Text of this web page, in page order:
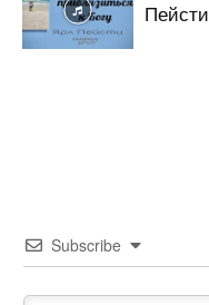
Пейсти
Subscribe